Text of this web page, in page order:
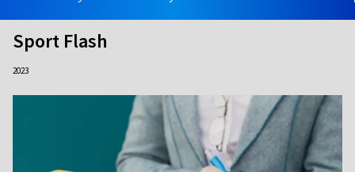
Sport Flash
2023